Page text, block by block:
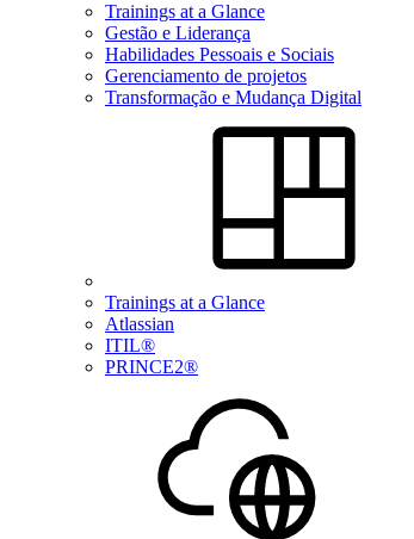
Trainings at a Glance
Gestão e Liderança
Habilidades Pessoais e Sociais
Gerenciamento de projetos
Transformação e Mudança Digital
Trainings at a Glance
Atlassian
ITIL®
PRINCE2®